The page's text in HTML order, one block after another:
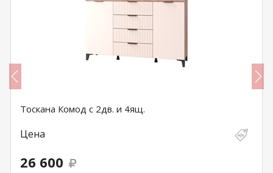
Тоскана Комод с 2дв. и 4ящ.
Цена
26 600